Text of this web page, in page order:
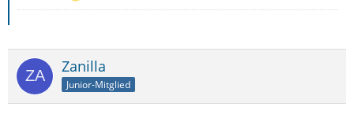
Zanilla
Junior-Mitglied